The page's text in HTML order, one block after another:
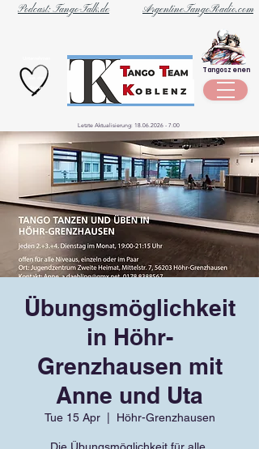
ArgentineTangoRadio.com
Podcast: Tango-Talk.de
Szene
Tangoszenen
Letzte Aktualisierung: 18.06.2026 - 7:00
Übungsmöglichkeit
in Höhr-
Grenzhausen mit
Anne und Uta
Tue 15 Apr
  |
Höhr-Grenzhausen